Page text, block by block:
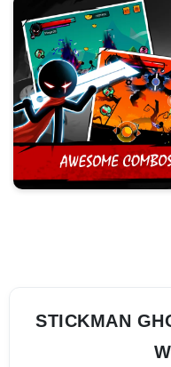
STICKMAN